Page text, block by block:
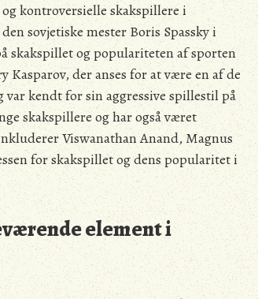
kontroversielle skakspillere i
sovjetiske mester Boris Spassky i
skakspillet og populariteten af sporten
der anses for at være en af de
var kendt for sin aggressive spillestil på
skakspillere og har også været
Viswanathan Anand, Magnus
for skakspillet og dens popularitet i
element i